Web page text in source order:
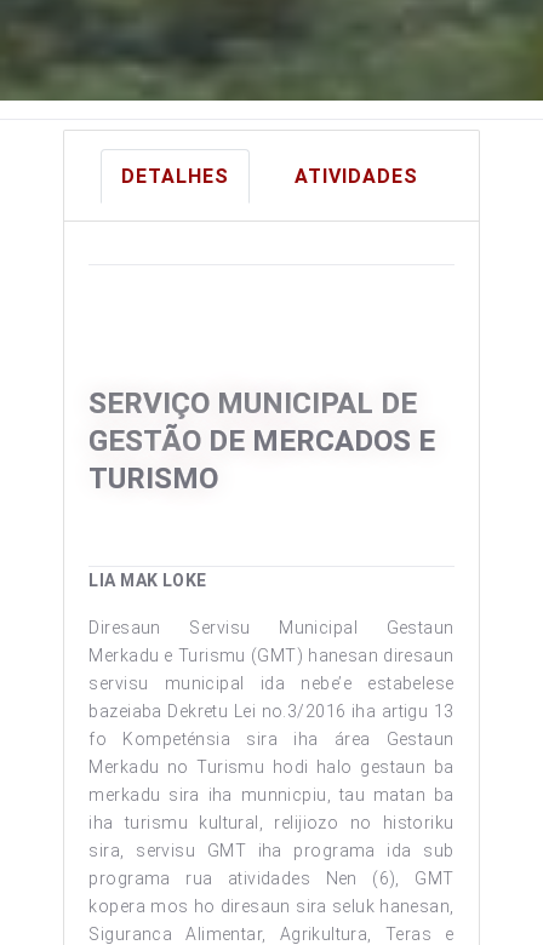
DETALHES ATIVIDADES
SERVIÇO MUNICIPAL DE
GESTÃO DE MERCADOS E
TURISMO
LIA MAK LOKE
Diresaun Servisu Municipal Gestaun
Merkadu e Turismu (GMT) hanesan diresaun
servisu municipal ida nebe’e estabelese
bazeiaba Dekretu Lei no.3/2016 iha artigu 13
fo Kompeténsia sira iha área Gestaun
Merkadu no Turismu hodi halo gestaun ba
merkadu sira iha munnicpiu, tau matan ba
iha turismu kultural, relijiozo no historiku
sira, servisu GMT iha programa ida sub
programa rua atividades Nen (6), GMT
kopera mos ho diresaun sira seluk hanesan,
Siguranca Alimentar, Agrikultura, Teras e